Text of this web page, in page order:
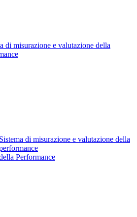
di misurazione e valutazione della
Sistema di misurazione e valutazione della
Performance